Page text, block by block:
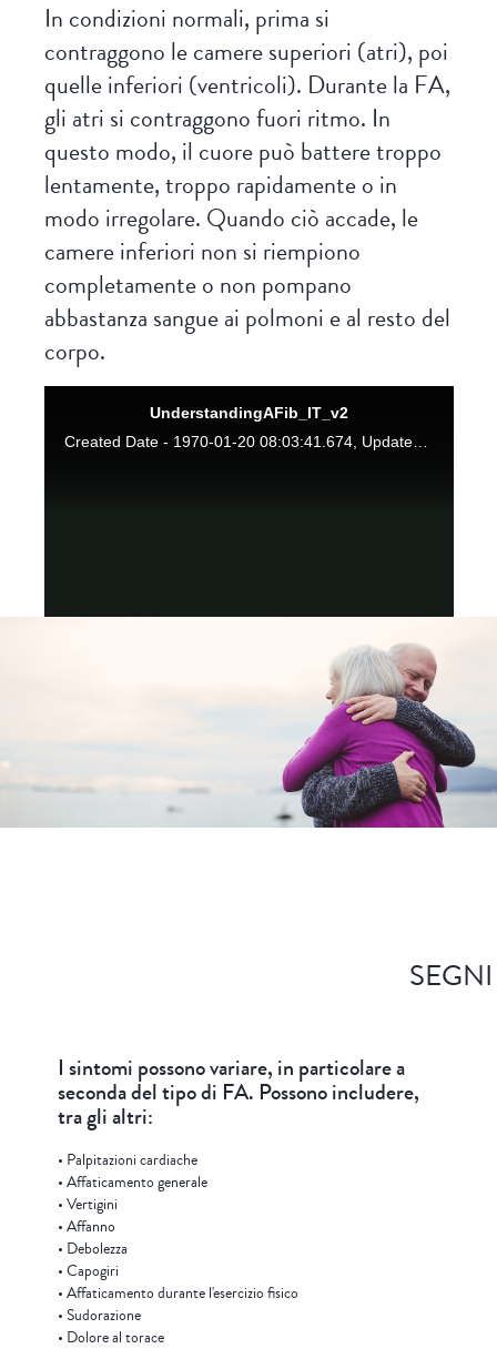
In condizioni normali, prima si
contraggono le camere superiori (atri), poi
quelle inferiori (ventricoli). Durante la FA,
gli atri si contraggono fuori ritmo. In
questo modo, il cuore può battere troppo
lentamente, troppo rapidamente o in
modo irregolare. Quando ciò accade, le
camere inferiori non si riempiono
completamente o non pompano
abbastanza sangue ai polmoni e al resto del
corpo.
UnderstandingAFib_IT_v2
I sintomi possono variare, in particolare a
seconda del tipo di FA. Possono includere,
tra gli altri:
• Palpitazioni cardiache
• Affaticamento generale
• Vertigini
• Affanno
• Debolezza
• Capogiri
• Affaticamento durante l'esercizio fisico
• Sudorazione
• Dolore al torace